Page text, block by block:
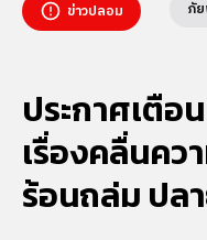
ข่าวปลอม ภั
ประกาศเตือ
เรื่องคลื่นค
ร้อนถล่ม ปล